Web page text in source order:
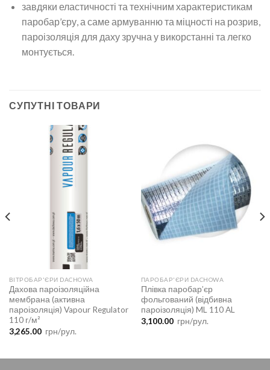
завдяки еластичності та технічним характеристикам
паробар’єру, а саме армуванню та міцності на розрив,
пароізоляція для даху зручна у викорстанні та легко
монтується.
СУПУТНІ ТОВАРИ
ВІТРОБАР'ЄРИ DACHOWA
Дахова пароізоляційна
мембрана (активна
пароізоляція) Vapour Regulator
110 г/м²
3,265.00 грн/рул.
ПАРОБАР'ЄРИ DACHOWA
Плівка паробар’єр
фольгований (відбивна
пароізоляція) ML 110 AL
3,100.00 грн/рул.